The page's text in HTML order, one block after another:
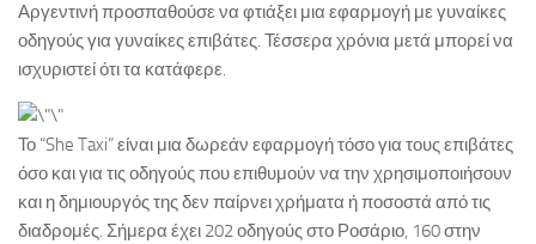
Αργεντινή προσπαθούσε να φτιάξει μια εφαρμογή με γυναίκες
οδηγούς για γυναίκες επιβάτες. Τέσσερα χρόνια μετά μπορεί να
ισχυριστεί ότι τα κατάφερε.
Το “She Taxi” είναι μια δωρεάν εφαρμογή τόσο για τους επιβάτες
όσο και για τις οδηγούς που επιθυμούν να την χρησιμοποιήσουν
και η δημιουργός της δεν παίρνει χρήματα ή ποσοστά από τις
διαδρομές. Σήμερα έχει 202 οδηγούς στο Ροσάριο, 160 στην